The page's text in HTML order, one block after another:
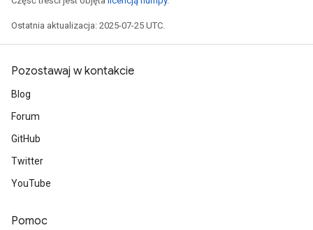
Ostatnia aktualizacja: 2025-07-25 UTC.
Pozostawaj w kontakcie
Blog
Forum
GitHub
Twitter
YouTube
Pomoc